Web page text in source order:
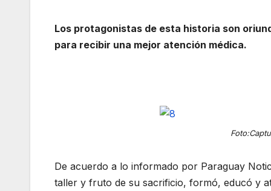
Los protagonistas de esta historia son
para recibir una mejor atención médica.
De acuerdo a lo informado por Paraguay
taller y fruto de su sacrificio, formó, educó y